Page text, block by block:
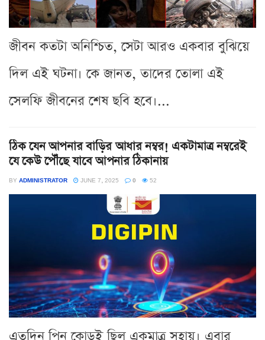
জীবন কতটা অনিশ্চিত, সেটা আরও একবার বুঝিয়ে
দিল এই ঘটনা। কে জানত, তাদের তোলা এই
সেলফি জীবনের শেষ ছবি হবে।...
ঠিক যেন আপনার বাড়ির আধার নম্বর! একটামাত্র নম্বরেই
যে কেউ পৌঁছে যাবে আপনার ঠিকানায়
BY ADMINISTRATOR JUNE 7, 2025 0 52